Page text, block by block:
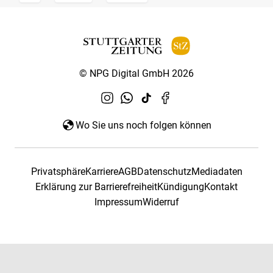
© NPG Digital GmbH 2026
Wo Sie uns noch folgen können
PrivatsphäreKarriereAGBDatenschutzMediadaten
Erklärung zur BarrierefreiheitKündigungKontakt
ImpressumWiderruf